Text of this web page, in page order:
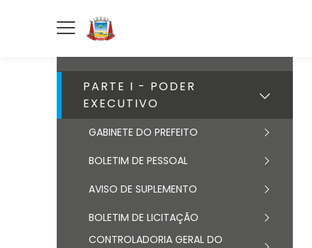
PARTE I - PODER
EXECUTIVO
GABINETE DO PREFEITO
BOLETIM DE PESSOAL
AVISO DE SUPLEMENTO
BOLETIM DE LICITAÇÃO
CONTROLADORIA GERAL DO